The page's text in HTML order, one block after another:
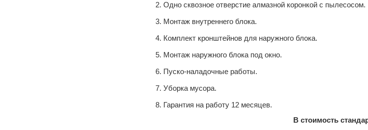
Одно сквозное отверстие алмазной коронкой с пылесосом.
Монтаж внутреннего блока.
Комплект кронштейнов для наружного блока.
Монтаж наружного блока под окно.
Пуско-наладочные работы.
Уборка мусора.
Гарантия на работу 12 месяцев.
В стоимость